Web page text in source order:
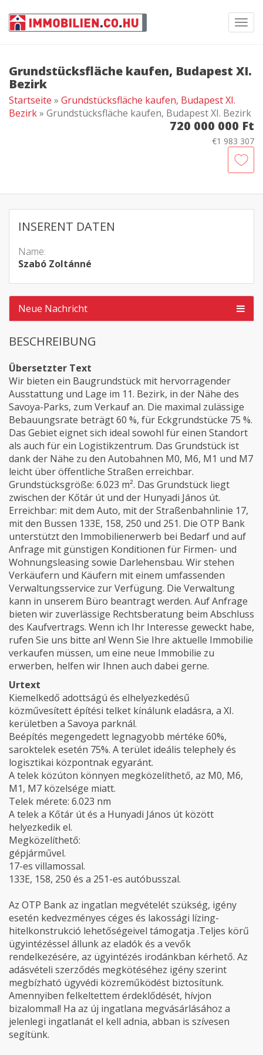
Grundstücksfläche kaufen, Budapest XI.
Bezirk
Startseite » Grundstücksfläche kaufen, Budapest XI.
Bezirk» Grundstücksfläche kaufen, Budapest XI. Bezirk
720 000 000 Ft
€1 983 307
INSERENT DATEN
Name:
Szabó Zoltánné
Neue Nachricht
BESCHREIBUNG
Übersetzter Text
Wir bieten ein Baugrundstück mit hervorragender
Ausstattung und Lage im 11. Bezirk, in der Nähe des
Savoya-Parks, zum Verkauf an. Die maximal zulässige
Bebauungsrate beträgt 60 %, für Eckgrundstücke 75 %.
Das Gebiet eignet sich ideal sowohl für einen Standort
als auch für ein Logistikzentrum. Das Grundstück ist
dank der Nähe zu den Autobahnen M0, M6, M1 und M7
leicht über öffentliche Straßen erreichbar.
Grundstücksgröße: 6.023 m². Das Grundstück liegt
zwischen der Kőtár út und der Hunyadi János út.
Erreichbar: mit dem Auto, mit der Straßenbahnlinie 17,
mit den Bussen 133E, 158, 250 und 251. Die OTP Bank
unterstützt den Immobilienerwerb bei Bedarf und auf
Anfrage mit günstigen Konditionen für Firmen- und
Wohnungsleasing sowie Darlehensbau. Wir stehen
Verkäufern und Käufern mit einem umfassenden
Verwaltungsservice zur Verfügung. Die Verwaltung
kann in unserem Büro beantragt werden. Auf Anfrage
bieten wir zuverlässige Rechtsberatung beim Abschluss
des Kaufvertrags. Wenn ich Ihr Interesse geweckt habe,
rufen Sie uns bitte an! Wenn Sie Ihre aktuelle Immobilie
verkaufen müssen, um eine neue Immobilie zu
erwerben, helfen wir Ihnen auch dabei gerne.
Urtext
Kiemelkedő adottságú és elhelyezkedésű
közművesített építési telket kínálunk eladásra, a XI.
kerületben a Savoya parknál.
Beépítés megengedett legnagyobb mértéke 60%,
saroktelek esetén 75%. A terület ideális telephely és
logisztikai központnak egyaránt.
A telek közúton könnyen megközelíthető, az M0, M6,
M1, M7 közelsége miatt.
Telek mérete: 6.023 nm
A telek a Kőtár út és a Hunyadi János út között
helyezkedik el.
Megközelíthető:
gépjárművel.
17-es villamossal.
133E, 158, 250 és a 251-es autóbusszal.
Az OTP Bank az ingatlan megvételét szükség, igény
esetén kedvezményes céges és lakossági lízing-
hitelkonstrukció lehetőségeivel támogatja .Teljes körű
ügyintézéssel állunk az eladók és a vevők
rendelkezésére, az ügyintézés irodánkban kérhető. Az
adásvételi szerződés megkötéséhez igény szerint
megbízható ügyvédi közreműködést biztosítunk.
Amennyiben felkeltettem érdeklődését, hívjon
bizalommal! Ha az új ingatlana megvásárlásához a
jelenlegi ingatlanát el kell adnia, abban is szívesen
segítünk.